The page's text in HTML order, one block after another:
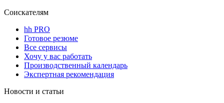
Соискателям
hh PRO
Готовое резюме
Все сервисы
Хочу у вас работать
Производственный календарь
Экспертная рекомендация
Новости и статьи